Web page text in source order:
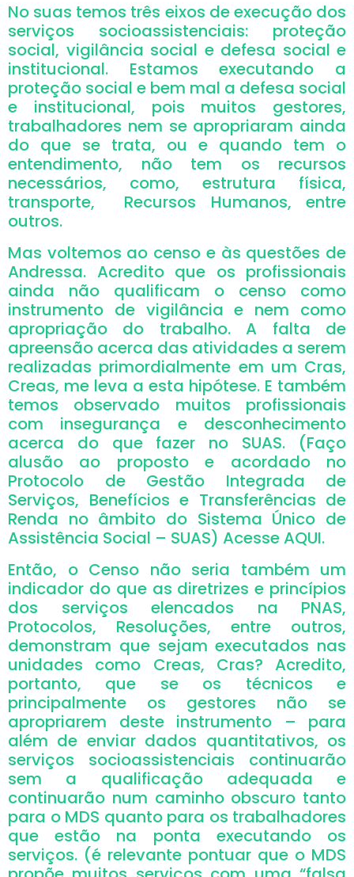
No suas temos três eixos de execução dos
serviços socioassistenciais: proteção
social, vigilância social e defesa social e
institucional. Estamos executando a
proteção social e bem mal a defesa social
e institucional, pois muitos gestores,
trabalhadores nem se apropriaram ainda
do que se trata, ou e quando tem o
entendimento, não tem os recursos
necessários, como, estrutura física,
transporte, Recursos Humanos, entre
outros.
Mas voltemos ao censo e às questões de
Andressa. Acredito que os profissionais
ainda não qualificam o censo como
instrumento de vigilância e nem como
apropriação do trabalho. A falta de
apreensão acerca das atividades a serem
realizadas primordialmente em um Cras,
Creas, me leva a esta hipótese. E também
temos observado muitos profissionais
com insegurança e desconhecimento
acerca do que fazer no SUAS. (Faço
alusão ao proposto e acordado no
Protocolo de Gestão Integrada de
Serviços, Benefícios e Transferências de
Renda no âmbito do Sistema Único de
Assistência Social – SUAS) Acesse AQUI.
Então, o Censo não seria também um
indicador do que as diretrizes e princípios
dos serviços elencados na PNAS,
Protocolos, Resoluções, entre outros,
demonstram que sejam executados nas
unidades como Creas, Cras? Acredito,
portanto, que se os técnicos e
principalmente os gestores não se
apropriarem deste instrumento – para
além de enviar dados quantitativos, os
serviços socioassistenciais continuarão
sem a qualificação adequada e
continuarão num caminho obscuro tanto
para o MDS quanto para os trabalhadores
que estão na ponta executando os
serviços. (é relevante pontuar que o MDS